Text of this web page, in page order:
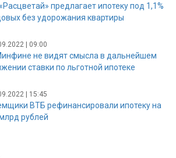
предлагает ипотеку под 1,1%
без удорожания квартиры
| 09:00
не видят смысла в дальнейшем
ставки по льготной ипотеке
| 15:45
ВТБ рефинансировали ипотеку на
рублей